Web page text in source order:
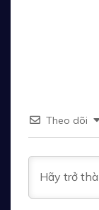
Tập 40
Tập 43
Tập 46
Theo dõi